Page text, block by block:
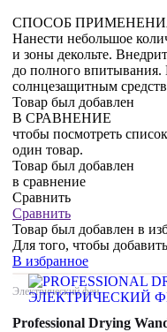
СПОСОБ
Нанести небольшое
и зоны декольте.
до полного
солнцезащитным
Товар был добавлен
В СРАВНЕНИЕ
чтобы посмотреть
один товар.
Товар был добавлен
в сравнение
Сравнить
Сравнить
Товар был добавлен в
Для того, чтобы
В избранное
Электрический фен
Professional Drying